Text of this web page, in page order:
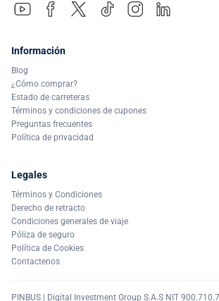
Información
Blog
¿Cómo comprar?
Estado de carreteras
Términos y condiciones de cupones
Preguntas frecuentes
Política de privacidad
Legales
Términos y Condiciones
Derecho de retracto
Condiciones generales de viaje
Póliza de seguro
Política de Cookies
Contactenos
PINBUS | Digital Investment Group S.A.S NIT